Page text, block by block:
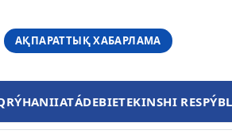
АҚПАРАТТЫҚ ХАБАРЛАМА
RÝHANIIATÁDEBIETEKINSHI